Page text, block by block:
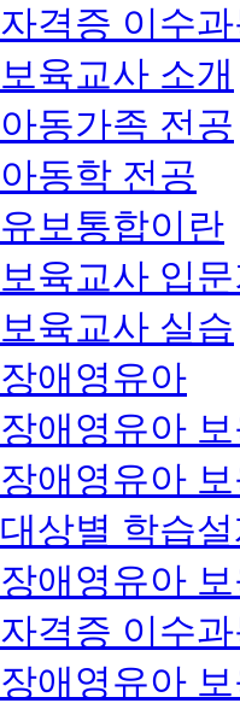
자격증 이수
보육교사 소개
아동가족 전공
아동학 전공
유보통합이란
보육교사 입
보육교사 실습
장애영유아
장애영유아
장애영유아
대상별 학습설
장애영유아
자격증 이수
장애영유아